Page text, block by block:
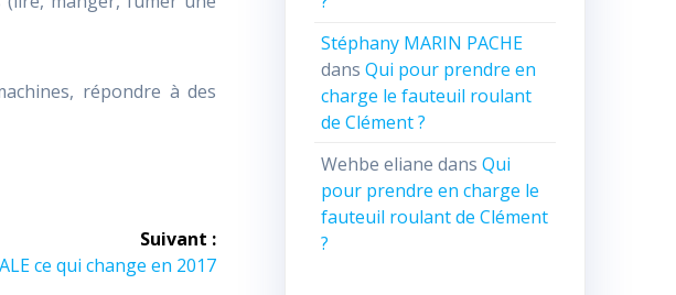
répondre à des
Suivant :
ce qui change en 2017
Stéphany MARIN PACHE
dansQui pour prendre en
charge le fauteuil roulant
de Clément ?
Wehbe eliane dansQui
pour prendre en charge le
fauteuil roulant de Clément
?